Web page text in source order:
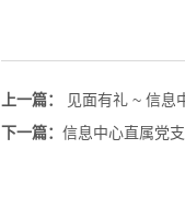
上一篇：
见面有礼 ~ 信息
下一篇： 信息中心直属党